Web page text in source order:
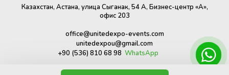
Казахстан, Астана, улица Сыганак, 54 А, Бизнес-центр «A»,
офис 203
office@unitedexpo-events.com
unitedexpou@gmail.com
+90 (536) 810 68 98 WhatsApp